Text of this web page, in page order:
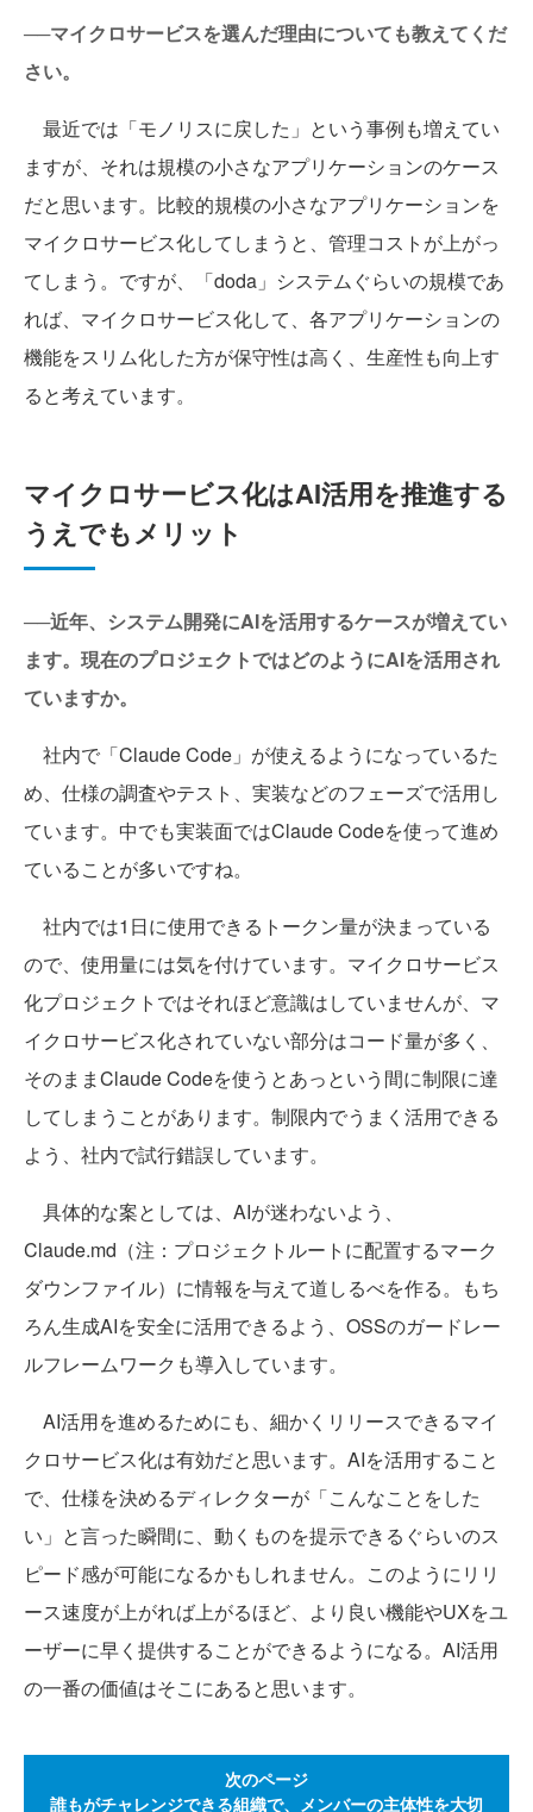
──マイクロサービスを選んだ理由についても教えてくだ
さい。
最近では「モノリスに戻した」という事例も増えてい
ますが、それは規模の小さなアプリケーションのケース
だと思います。比較的規模の小さなアプリケーションを
マイクロサービス化してしまうと、管理コストが上がっ
てしまう。ですが、「doda」システムぐらいの規模であ
れば、マイクロサービス化して、各アプリケーションの
機能をスリム化した方が保守性は高く、生産性も向上す
ると考えています。
マイクロサービス化はAI活用を推進する
うえでもメリット
──近年、システム開発にAIを活用するケースが増えてい
ます。現在のプロジェクトではどのようにAIを活用され
ていますか。
社内で「Claude Code」が使えるようになっているた
め、仕様の調査やテスト、実装などのフェーズで活用し
ています。中でも実装面ではClaude Codeを使って進め
ていることが多いですね。
社内では1日に使用できるトークン量が決まっている
ので、使用量には気を付けています。マイクロサービス
化プロジェクトではそれほど意識はしていませんが、マ
イクロサービス化されていない部分はコード量が多く、
そのままClaude Codeを使うとあっという間に制限に達
してしまうことがあります。制限内でうまく活用できる
よう、社内で試行錯誤しています。
具体的な案としては、AIが迷わないよう、
Claude.md（注：プロジェクトルートに配置するマーク
ダウンファイル）に情報を与えて道しるべを作る。もち
ろん生成AIを安全に活用できるよう、OSSのガードレー
ルフレームワークも導入しています。
AI活用を進めるためにも、細かくリリースできるマイ
クロサービス化は有効だと思います。AIを活用すること
で、仕様を決めるディレクターが「こんなことをした
い」と言った瞬間に、動くものを提示できるぐらいのス
ピード感が可能になるかもしれません。このようにリリ
ース速度が上がれば上がるほど、より良い機能やUXをユ
ーザーに早く提供することができるようになる。AI活用
の一番の価値はそこにあると思います。
次のページ
誰もがチャレンジできる組織で、メンバーの主体性を大切